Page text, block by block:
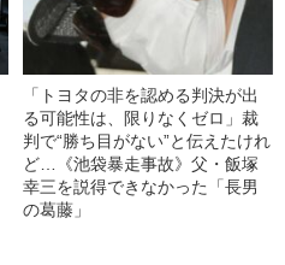
「トヨタの非を認める判決が出
る可能性は、限りなくゼロ」裁
判で“勝ち目がない”と伝えたけれ
ど…《池袋暴走事故》父・飯塚
幸三を説得できなかった「長男
の葛藤」